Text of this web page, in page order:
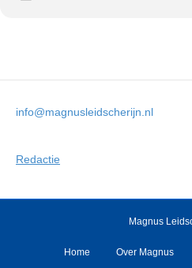
info@magnusleidscherijn.nl
Redactie
Magnus
Home Over Magnus